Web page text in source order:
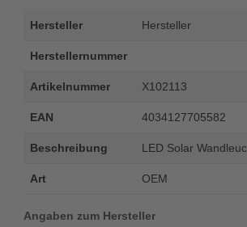
Hersteller Hersteller
Herstellernummer
Artikelnummer X102113
EAN 4034127705582
Beschreibung LED Solar
Art OEM
Angaben zum Hersteller